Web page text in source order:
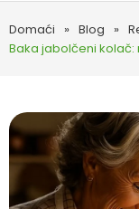
Domaći » Blog »
Baka jabolčeni kolač: